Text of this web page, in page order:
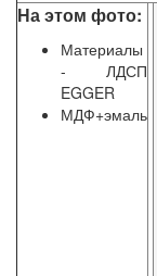
На этом фото:
Материалы
- ЛДСП
EGGER
МДФ+эмаль